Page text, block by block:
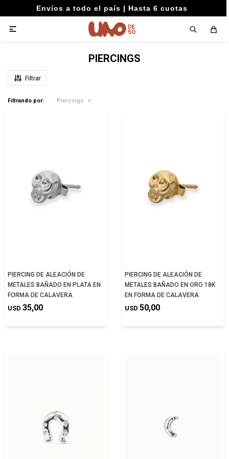
Envíos a todo el país | Hasta 6 cuotas

PIERCINGS
Filtrando por: Piercings
PIERCING DE ALEACIÓN DE
METALES BAÑADO EN PLATA EN
FORMA DE CALAVERA
USD 35,00
PIERCING DE ALEACIÓN DE
METALES BAÑADO EN ORO 18K
EN FORMA DE CALAVERA
USD 50,00